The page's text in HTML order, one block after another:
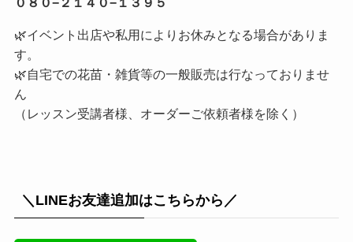
🌿イベント出店や私用によりお休みとなる場合がありま
す。
🌿自宅での花苗・雑貨等の一般販売は行なっておりませ
ん
（レッスン受講者様、オーダーご依頼者様を除く）
＼LINEお友達追加はこちらから／